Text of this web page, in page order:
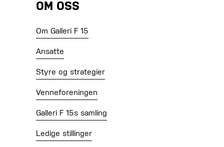
OM OSS
Om Galleri F 15
Ansatte
Styre og strategier
Venneforeningen
Galleri F 15s samling
Ledige stillinger